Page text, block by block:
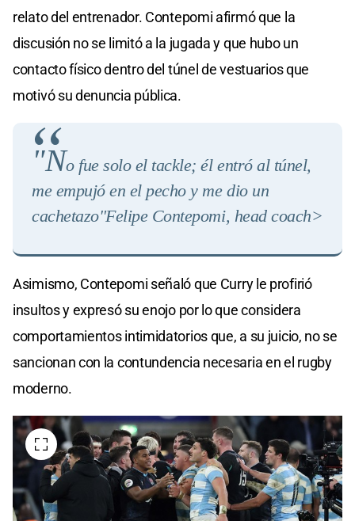
relato del entrenador. Contepomi afirmó que la
discusión no se limitó a la jugada y que hubo un
contacto físico dentro del túnel de vestuarios que
motivó su denuncia pública.
"No fue solo el tackle; él entró al túnel,
me empujó en el pecho y me dio un
cachetazo"Felipe Contepomi, head coach>
Asimismo, Contepomi señaló que Curry le profirió
insultos y expresó su enojo por lo que considera
comportamientos intimidatorios que, a su juicio, no se
sancionan con la contundencia necesaria en el rugby
moderno.